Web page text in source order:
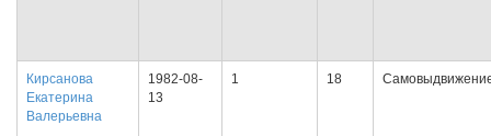
Кирсанова
Екатерина
Валерьевна
1982-08-
13
1 18